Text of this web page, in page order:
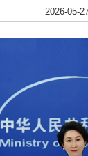
2026-05-